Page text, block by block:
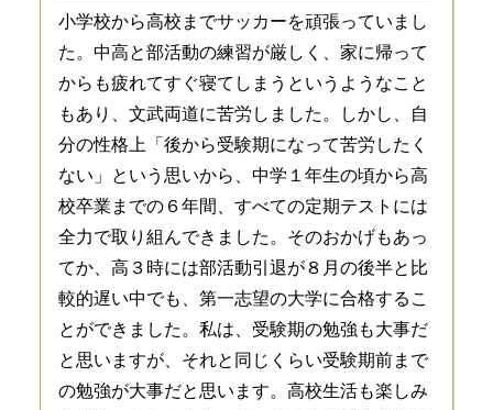
小学校から高校までサッカーを頑張っていまし
た。中高と部活動の練習が厳しく、家に帰って
からも疲れてすぐ寝てしまうというようなこと
もあり、文武両道に苦労しました。しかし、自
分の性格上「後から受験期になって苦労したく
ない」という思いから、中学１年生の頃から高
校卒業までの６年間、すべての定期テストには
全力で取り組んできました。そのおかげもあっ
てか、高３時には部活動引退が８月の後半と比
較的遅い中でも、第一志望の大学に合格するこ
とができました。私は、受験期の勉強も大事だ
と思いますが、それと同じくらい受験期前まで
の勉強が大事だと思います。高校生活も楽しみ